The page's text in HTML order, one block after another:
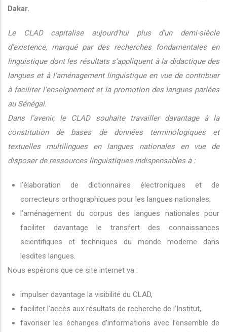
Dakar.
Le CLAD capitalise aujourd’hui plus d'un demi-siècle
d’existence, marqué par des recherches fondamentales en
linguistique dont les résultats s’appliquent à la didactique des
langues et à l’aménagement linguistique en vue de contribuer
à faciliter l’enseignement et la promotion des langues parlées
au Sénégal.
Dans l’avenir, le CLAD souhaite travailler davantage à la
constitution de bases de données terminologiques et
textuelles multilingues en langues nationales en vue de
disposer de ressources linguistiques indispensables à :
l’élaboration de dictionnaires électroniques et de
correcteurs orthographiques pour les langues nationales;
l’aménagement du corpus des langues nationales pour
faciliter davantage le transfert des connaissances
scientifiques et techniques du monde moderne dans
lesdites langues.
Nous espérons que ce site internet va :
impulser davantage la visibilité du CLAD,
faciliter l’accès aux résultats de recherche de l’Institut,
favoriser les échanges d’informations avec l’ensemble de